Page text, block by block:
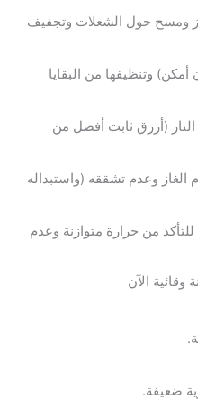
ومسح حول الشعلات وتجفيف
وتنظيفها من البقايا
(أزرق ثابت أفضل من
وعدم تشققه (واستبداله
للتأكد من حرارة متوازنة وعدم
وقائية الآن
ضعيفة.